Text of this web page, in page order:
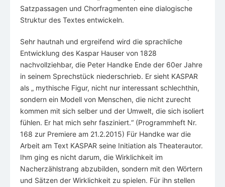
Satzpassagen und Chorfragmenten eine dialogische
Struktur des Textes entwickeln.
Sehr hautnah und ergreifend wird die sprachliche
Entwicklung des Kaspar Hauser von 1828
nachvollziehbar, die Peter Handke Ende der 60er Jahre
in seinem Sprechstück niederschrieb. Er sieht KASPAR
als „ mythische Figur, nicht nur interessant schlechthin,
sondern ein Modell von Menschen, die nicht zurecht
kommen mit sich selber und der Umwelt, die sich isoliert
fühlen. Er hat mich sehr fasziniert.“ (Programmheft Nr.
168 zur Premiere am 21.2.2015) Für Handke war die
Arbeit am Text KASPAR seine Initiation als Theaterautor.
Ihm ging es nicht darum, die Wirklichkeit im
Nacherzählstrang abzubilden, sondern mit den Wörtern
und Sätzen der Wirklichkeit zu spielen. Für ihn stellen